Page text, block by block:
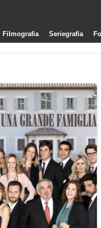
Filmografia Seriegrafia